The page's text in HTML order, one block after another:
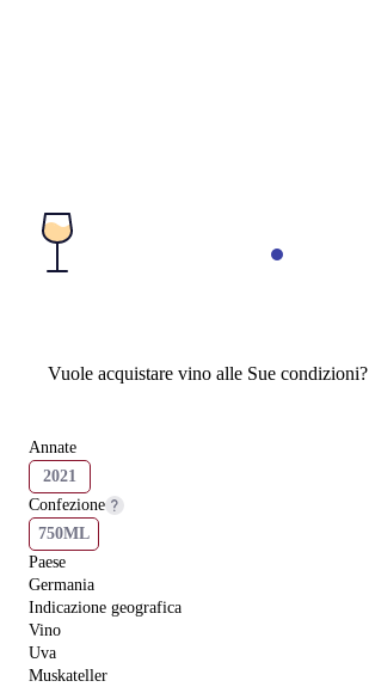
Vuole acquistare vino alle Sue condizioni?
Annate
2021
Confezione
750ML
Paese
Germania
Indicazione geografica
Vino
Uva
Muskateller